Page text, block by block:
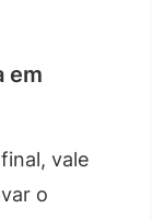
em
vale
o